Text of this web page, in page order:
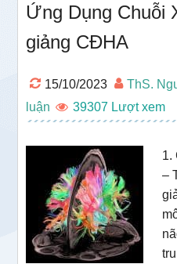
Ứng Dụng Chuỗi
giảng CĐHA
15/10/2023 ThS.
luận
39307
1.
–